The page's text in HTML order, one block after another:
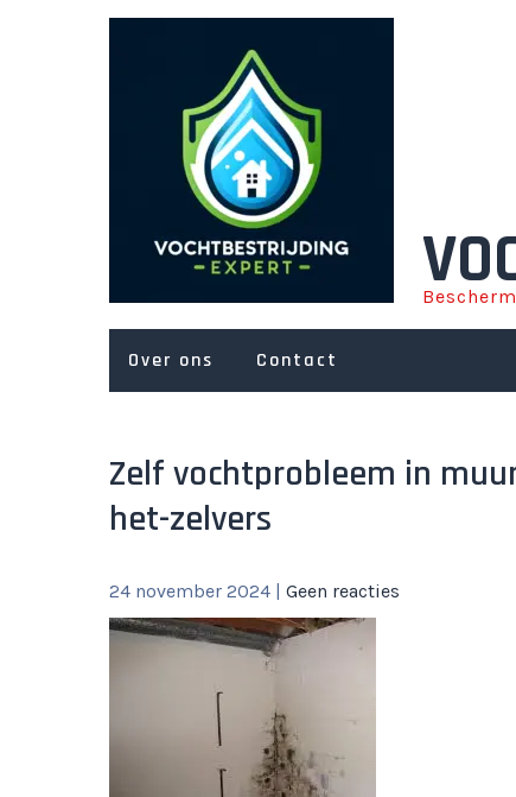
Over ons Contact
Zelf vochtprobleem in
het-zelvers
24 november 2024 | Geen reacties